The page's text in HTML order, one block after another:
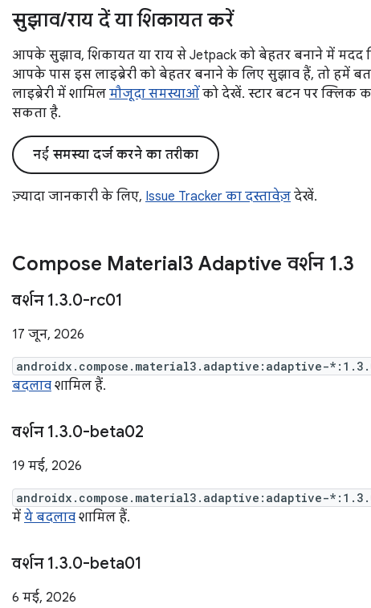
सुझाव/राय दें या शिकायत करें
आपके सुझाव, शिकायत या राय से Jetpack को बेहतर बनाने में मदद
आपके पास इस लाइब्रेरी को बेहतर बनाने के लिए सुझाव हैं, तो हमें
लाइब्रेरी में शामिल मौजूदा समस्याओं को देखें. स्टार बटन पर क्लिक
सकता है.
नई समस्या दर्ज करने का तरीका
ज़्यादा जानकारी के लिए, Issue Tracker का दस्तावेज़ देखें.
Compose Material3 Adaptive वर्शन 1.3
वर्शन 1.3.0-rc01
17 जून, 2026
androidx.compose.material3.adaptive:adaptive-
बदलाव शामिल हैं.
वर्शन 1.3.0-beta02
19 मई, 2026
androidx.compose.material3.adaptive:adaptive-
में ये बदलाव शामिल हैं.
वर्शन 1.3.0-beta01
6 मई, 2026